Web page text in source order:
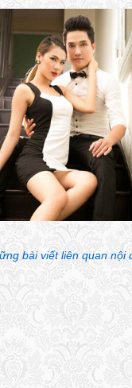
bài viết liên quan nội